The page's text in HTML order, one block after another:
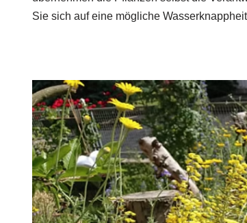
Sie sich auf eine mögliche